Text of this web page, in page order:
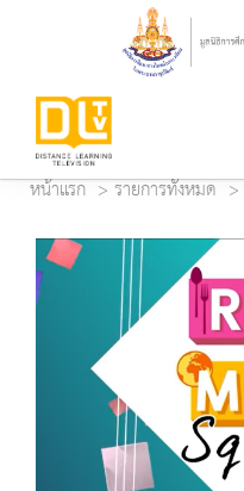
หน้าแรก รายการทั้งหมด